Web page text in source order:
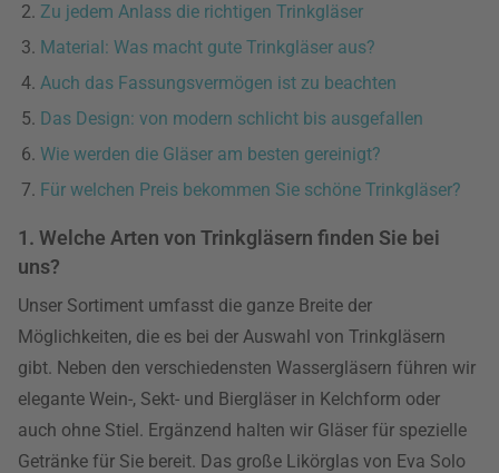
Zu jedem Anlass die richtigen Trinkgläser
Material: Was macht gute Trinkgläser aus?
Auch das Fassungsvermögen ist zu beachten
Das Design: von modern schlicht bis ausgefallen
Wie werden die Gläser am besten gereinigt?
Für welchen Preis bekommen Sie schöne Trinkgläser?
1. Welche Arten von Trinkgläsern finden Sie bei
uns?
Unser Sortiment umfasst die ganze Breite der
Möglichkeiten, die es bei der Auswahl von Trinkgläsern
gibt. Neben den verschiedensten Wassergläsern führen wir
elegante Wein-, Sekt- und Biergläser in Kelchform oder
auch ohne Stiel. Ergänzend halten wir Gläser für spezielle
Getränke für Sie bereit. Das große Likörglas von Eva Solo